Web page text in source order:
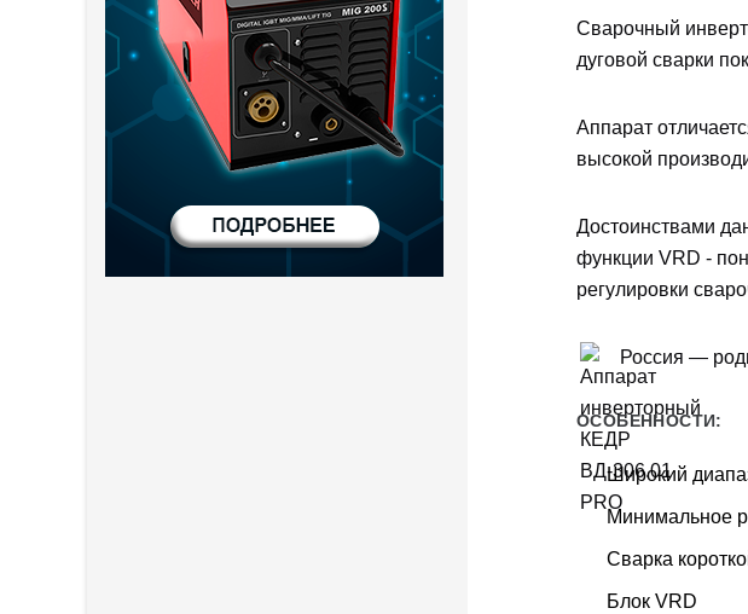
Сварочный
дуговой сварки
Аппарат
высокой
Достоинствами
функции VRD -
регулировки
Россия —
ОСОБЕННОСТИ:
Широкий
Минимальное
Сварка
Блок VRD